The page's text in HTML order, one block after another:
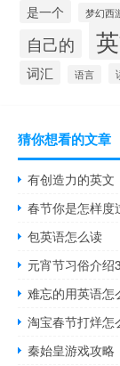
是一个 梦幻西
自己的
词汇 语言
猜你想看的文章
有创造力的英文
春节你是怎样度
包英语怎么读
元宵节习俗介绍
难忘的用英语怎
淘宝春节打烊怎
秦始皇游戏攻略